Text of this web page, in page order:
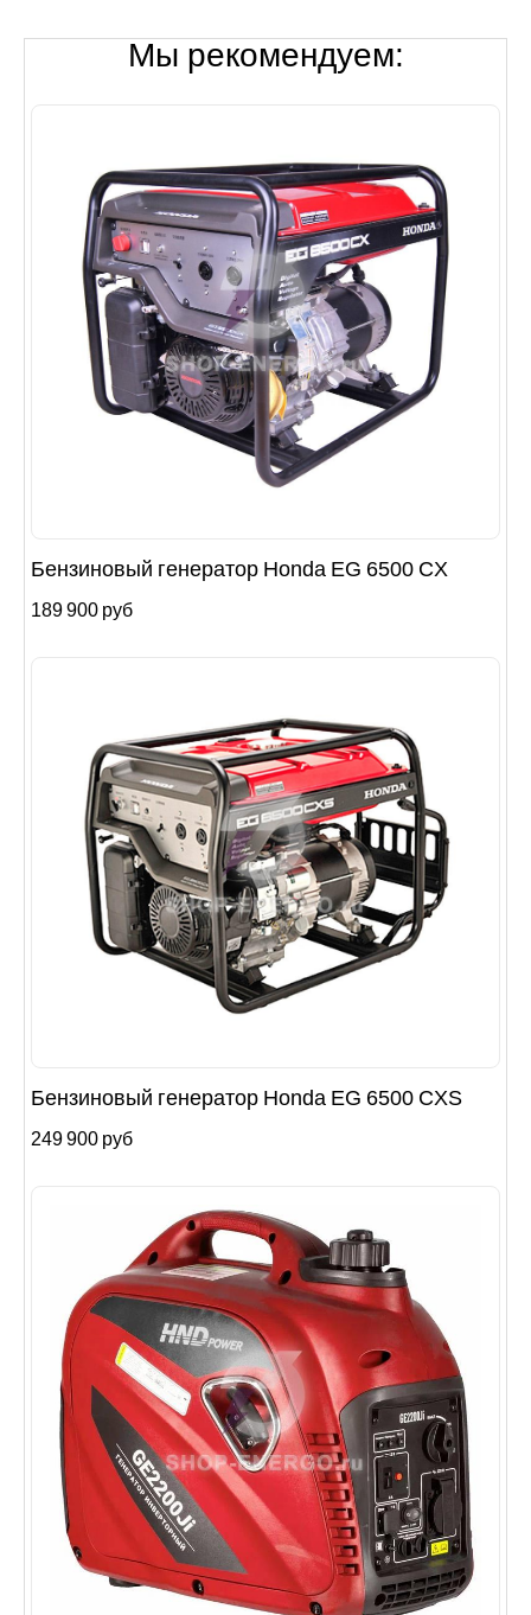
Мы рекомендуем:
Бензиновый генератор Honda EG 6500 CX
189 900 руб
Бензиновый генератор Honda EG 6500 CXS
249 900 руб